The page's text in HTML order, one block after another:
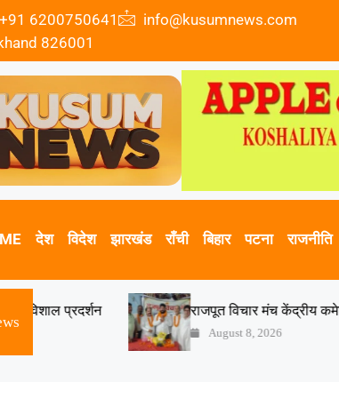
+91 6200750641
info@kusumnews.com
826001
देश विदेश झारखंड राँची बिहार पटना राजनीति
राजपूत विचार मंच केंद्रीय कमेटी की बैठक
August 8, 2026